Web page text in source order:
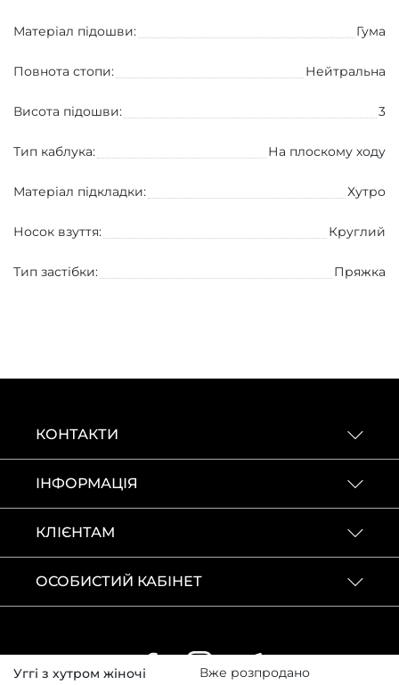
Уггі з хутром жіночі Вже розпродано
Матеріал підошви: Гума
Повнота стопи: Нейтральна
Висота підошви: 3
Тип каблука: На плоскому ходу
Матеріал підкладки: Хутро
Носок взуття: Круглий
Тип застібки: Пряжка
КОНТАКТИ
ІНФОРМАЦІЯ
КЛІЄНТАМ
ОСОБИСТИЙ КАБІНЕТ